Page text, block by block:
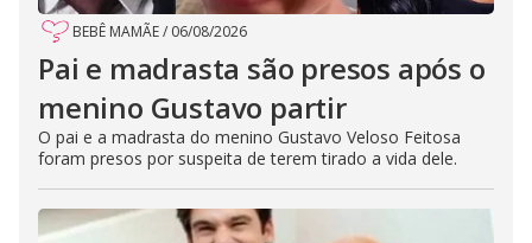
BEBÊ MAMÃE/ 06/08/2026
Pai e madrasta são presos após o
menino Gustavo partir
O pai e a madrasta do menino Gustavo Veloso Feitosa
foram presos por suspeita de terem tirado a vida dele.